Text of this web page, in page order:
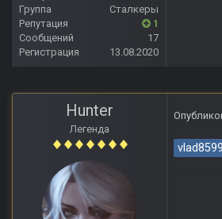
Группа
Сталкеры
Репутация
1
Сообщений
17
Регистрация
13.08.2020
Hunter
Легенда
vlad8599